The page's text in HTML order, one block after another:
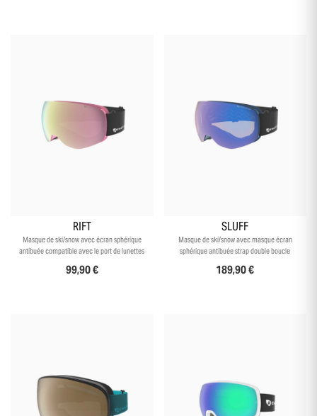
RIFT
Masque de ski/snow avec écran sphérique
antibuée compatible avec le port de lunettes
99,90 €
SLUFF
Masque de ski/snow avec masque écran
sphérique antibuée strap double boucle
189,90 €